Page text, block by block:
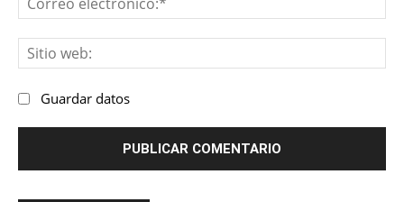
Guardar datos